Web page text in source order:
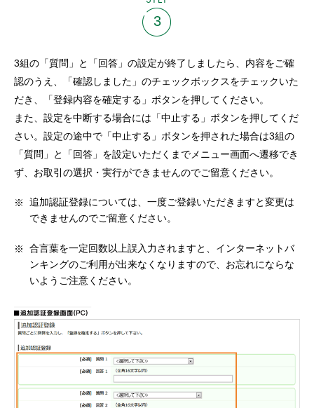
3
3組の「質問」と「回答」の設定が終了しましたら、内容をご確
認のうえ、「確認しました」のチェックボックスをチェックいた
だき、「登録内容を確定する」ボタンを押してください。
また、設定を中断する場合には「中止する」ボタンを押してくだ
さい。設定の途中で「中止する」ボタンを押された場合は3組の
「質問」と「回答」を設定いただくまでメニュー画面へ遷移でき
ず、お取引の選択・実行ができませんのでご留意ください。
追加認証登録については、一度ご登録いただきますと変更は
できませんのでご留意ください。
合言葉を一定回数以上誤入力されますと、インターネットバ
ンキングのご利用が出来なくなりますので、お忘れにならな
いようご注意ください。